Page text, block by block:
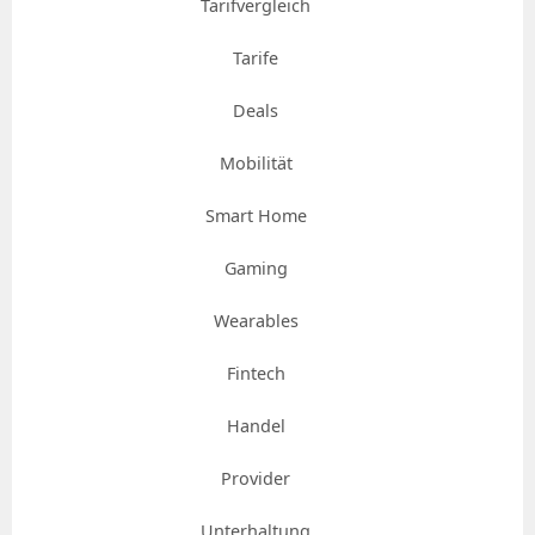
Tarifvergleich
Tarife
Deals
Mobilität
Smart Home
Gaming
Wearables
Fintech
Handel
Provider